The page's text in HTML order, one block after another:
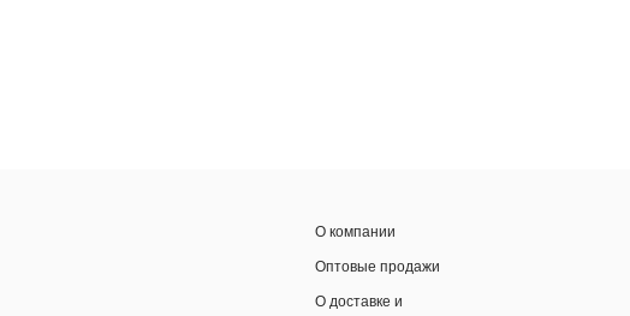
О компании
Оптовые продажи
О доставке и